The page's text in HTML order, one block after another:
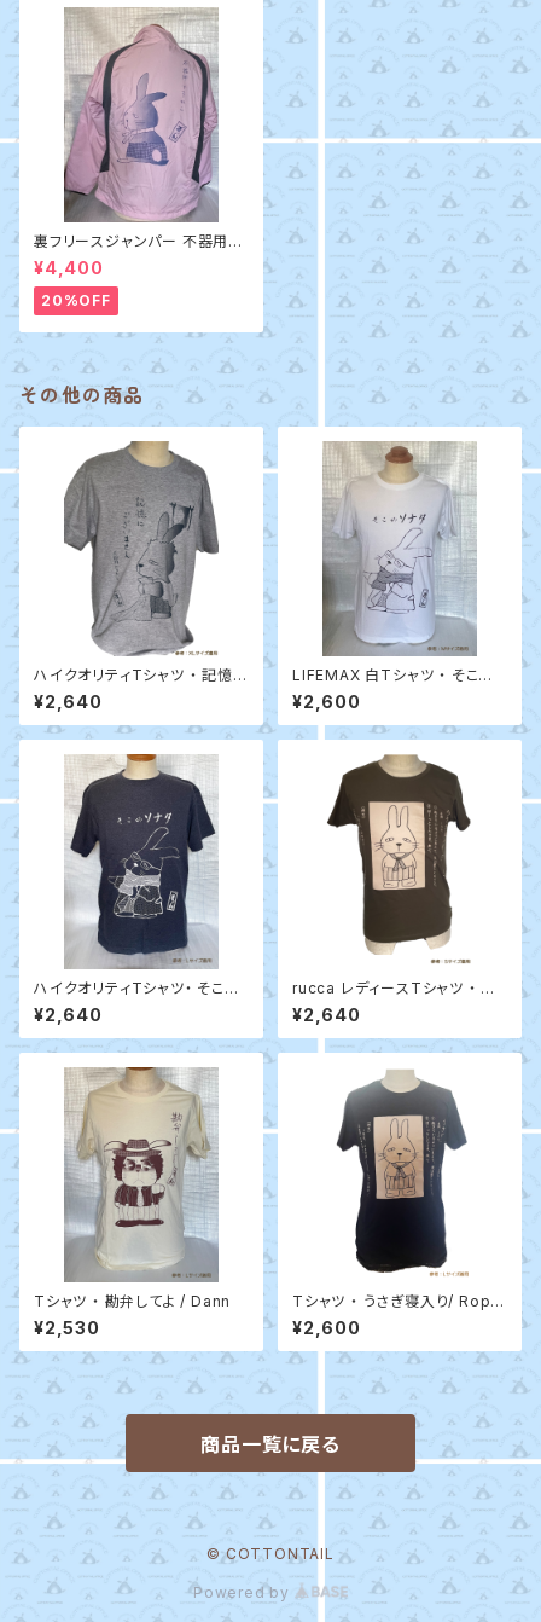
裏フリースジャンパー 不器用で
すから
¥4,400
20%OFF
その他の商品
ハイクオリティTシャツ ・ 記憶に
ございません / COTTONTAIL
（杢グレー）
¥2,640
LIFEMAX 白Tシャツ ・ そこのソ
ナタ / COTTONTAIL
¥2,600
ハイクオリティTシャツ・ そこの
ソナタ / COTTONTAIL
¥2,640
rucca レディースTシャツ ・ う
¥2,640
Tシャツ ・ 勘弁してよ / Dann
¥2,530
Tシャツ ・ うさぎ寝入り/ Ropp
（ヘザーネイビー・レッド・ヘザ
ーブラック）
¥2,600
商品一覧に戻る
© COTTONTAIL
Powered by